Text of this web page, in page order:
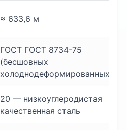
≈ 633,6 м
ГОСТ ГОСТ 8734-75
(бесшовных
холоднодеформированных)
20 — низкоуглеродистая
качественная сталь